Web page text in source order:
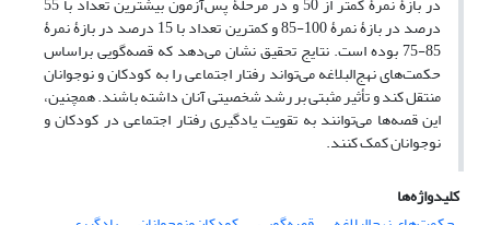
درصد در بازۀ نمرۀ 100-85 و کمترین تعداد با 15 درصد در بازۀ نمرۀ
85-75 بوده است. نتایج تحقیق نشان می‌دهد که قصه‌گویی براساس
حکمت‌های نهج‌البلاغه می‌تواند رفتار اجتماعی را به کودکان و نوجوانان
منتقل کند و تأثیر مثبتی بر رشد شخصیتی آنان داشته باشند. همچنین،
این قصه‌ها می‌توانند به تقویت یادگیری رفتار اجتماعی در کودکان و
نوجوانان کمک کنند.
کلیدواژه‌ها